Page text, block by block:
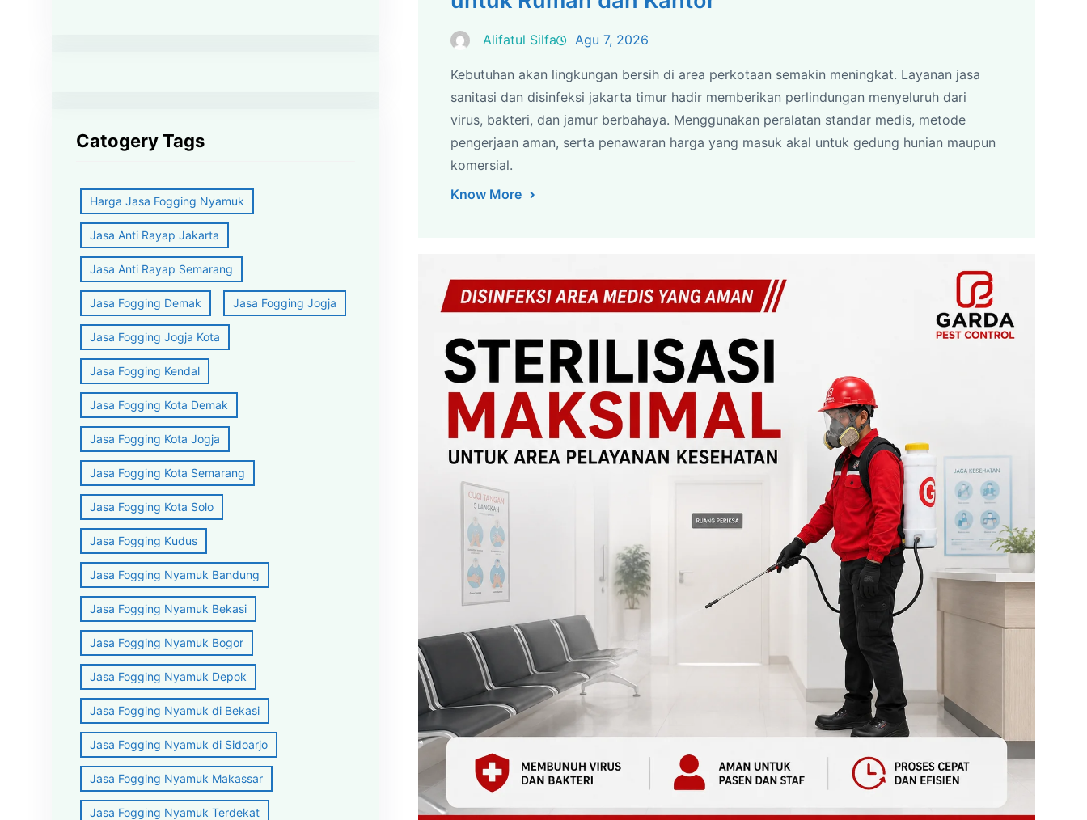
Catogery Tags
Harga Jasa Fogging Nyamuk
Jasa Anti Rayap Jakarta
Jasa Anti Rayap Semarang
Jasa Fogging Demak Jasa Fogging Jogja
Jasa Fogging Jogja Kota
Jasa Fogging Kendal
Jasa Fogging Kota Demak
Jasa Fogging Kota Jogja
Jasa Fogging Kota Semarang
Jasa Fogging Kota Solo
Jasa Fogging Kudus
Jasa Fogging Nyamuk Bandung
Jasa Fogging Nyamuk Bekasi
Jasa Fogging Nyamuk Bogor
Jasa Fogging Nyamuk Depok
Jasa Fogging Nyamuk di Bekasi
Jasa Fogging Nyamuk di Sidoarjo
Jasa Fogging Nyamuk Makassar
Jasa Fogging Nyamuk Terdekat
Alifatul Silfa Agu 7, 2026
Kebutuhan akan lingkungan bersih di area perkotaan semakin meningkat. Layanan jasa
sanitasi dan disinfeksi jakarta timur hadir memberikan perlindungan menyeluruh dari
virus, bakteri, dan jamur berbahaya. Menggunakan peralatan standar medis, metode
pengerjaan aman, serta penawaran harga yang masuk akal untuk gedung hunian maupun
komersial.
Know More